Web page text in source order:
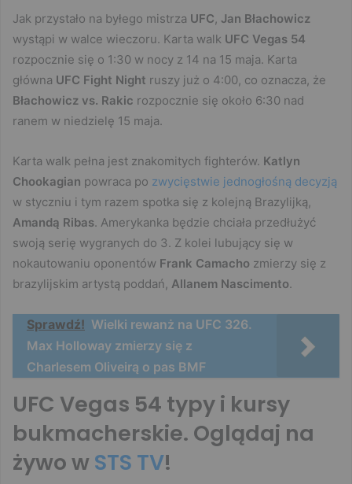
Jak przystało na byłego mistrza UFC, Jan Błachowicz
wystąpi w walce wieczoru. Karta walk UFC Vegas 54
rozpocznie się o 1:30 w nocy z 14 na 15 maja. Karta
główna UFC Fight Night ruszy już o 4:00, co oznacza, że
Błachowicz vs. Rakic rozpocznie się około 6:30 nad
ranem w niedzielę 15 maja.
Karta walk pełna jest znakomitych fighterów. Katlyn
Chookagian powraca po zwycięstwie jednogłośną decyzją
w styczniu i tym razem spotka się z kolejną Brazylijką,
Amandą Ribas. Amerykanka będzie chciała przedłużyć
swoją serię wygranych do 3. Z kolei lubujący się w
nokautowaniu oponentów Frank Camacho zmierzy się z
brazylijskim artystą poddań, Allanem Nascimento.
Sprawdź! Wielki rewanż na UFC 326.
Max Holloway zmierzy się z
Charlesem Oliveirą o pas BMF
UFC Vegas 54 typy i kursy
bukmacherskie. Oglądaj na
żywo wSTS TV!